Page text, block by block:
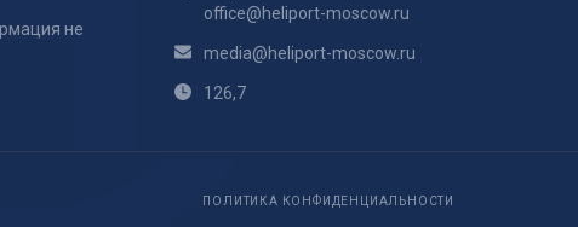
не
office@heliport-moscow.ru
media@heliport-moscow.ru
126,7
ПОЛИТИКА КОНФИДЕНЦИАЛЬНОСТИ